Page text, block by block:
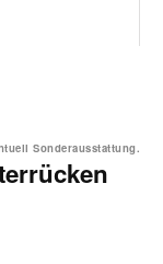
Sonderausstattung.